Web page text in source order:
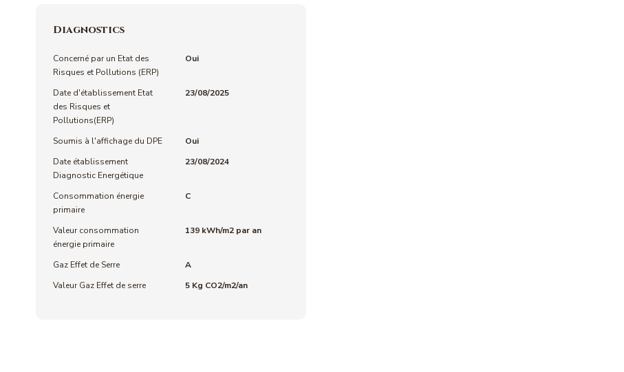
Diagnostics
Concerné par un Etat des
Risques et Pollutions (ERP)
Oui
Date d'établissement Etat
des Risques et
Pollutions(ERP)
23/08/2025
Soumis à l'affichage du DPE
Oui
Date établissement
Diagnostic Energétique
23/08/2024
Consommation énergie
primaire
C
Valeur consommation
énergie primaire
139 kWh/m2 par an
Gaz Effet de Serre
A
Valeur Gaz Effet de serre
5 Kg CO2/m2/an